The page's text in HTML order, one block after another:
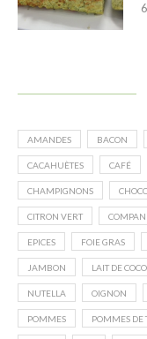
AMANDES BACON
CACAHUÈTES CAFÉ
CHAMPIGNONS
CITRON VERT
EPICES FOIE GRAS
JAMBON LAIT DE COCO
NUTELLA OIGNON
POMMES POMMES DE